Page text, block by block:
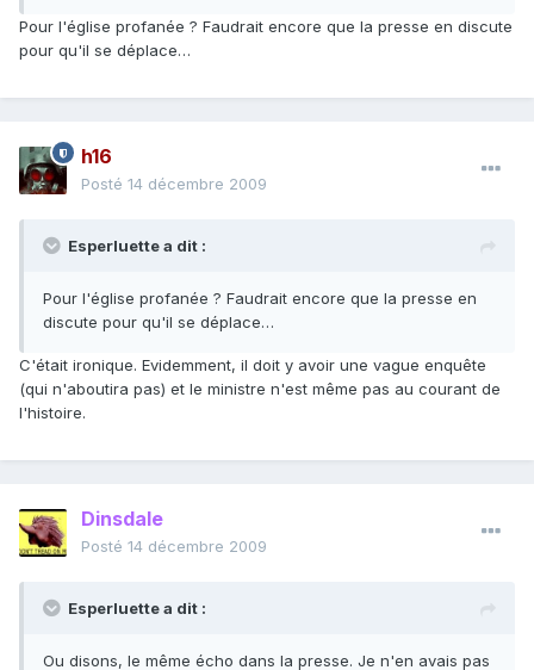
Pour l'église profanée ? Faudrait encore que la presse en discute
pour qu'il se déplace…
h16
Posté 14 décembre 2009
Esperluette a dit :
Pour l'église profanée ? Faudrait encore que la presse en
discute pour qu'il se déplace…
C'était ironique. Evidemment, il doit y avoir une vague enquête
(qui n'aboutira pas) et le ministre n'est même pas au courant de
l'histoire.
Dinsdale
Posté 14 décembre 2009
Esperluette a dit :
Ou disons, le même écho dans la presse. Je n'en avais pas